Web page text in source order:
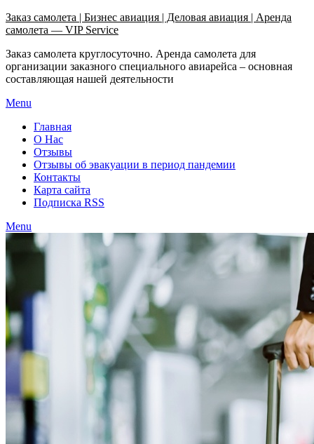
Заказ самолета | Бизнес авиация | Деловая авиация | Аренда
самолета — VIP Service
Заказ самолета круглосуточно. Аренда самолета для
организации заказного специального авиарейса – основная
составляющая нашей деятельности
Menu
Главная
О Нас
Отзывы
Отзывы об эвакуации в период пандемии
Контакты
Карта сайта
Подписка RSS
Menu